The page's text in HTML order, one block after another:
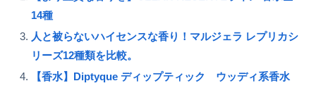
14種
人と被らないハイセンスな香り！マルジェラ レプリカシ
リーズ12種類を比較。
【香水】Diptyque ディップティック ウッディ系香水